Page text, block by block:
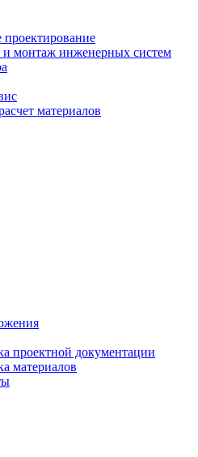
и монтаж инженерных систем
материалов
проектной документации
материалов